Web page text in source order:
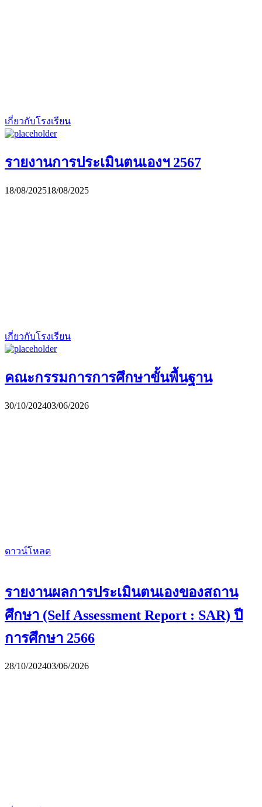
เกี่ยวกับโรงเรียน
รายงานการประเมินตนเองฯ 2567
18/08/202518/08/2025
เกี่ยวกับโรงเรียน
คณะกรรมการการศึกษาขั้นพื้นฐาน
30/10/202403/06/2026
ดาวน์โหลด
รายงานผลการประเมินตนเองของสถาน
ศึกษา (Self Assessment Report : SAR) ปี
การศึกษา 2566
28/10/202403/06/2026